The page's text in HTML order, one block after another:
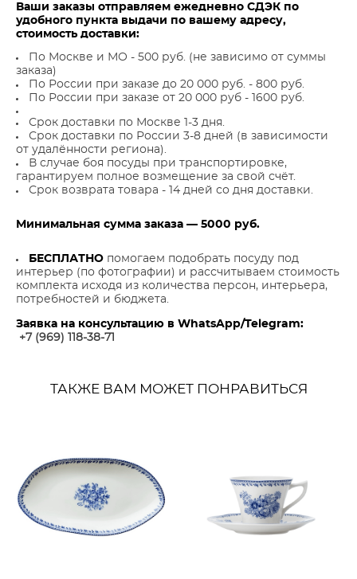
Ваши заказы отправляем ежедневно СДЭК по
удобного пункта выдачи по вашему адресу,
стоимость доставки:
По Москве и МО - 500 руб. (не зависимо от суммы
заказа)
По России при заказе до 20 000 руб. - 800 руб.
По России при заказе от 20 000 руб - 1600 руб.
Срок доставки по Москве 1-3 дня.
Срок доставки по России 3-8 дней (в зависимости
от удалённости региона).
В случае боя посуды при транспортировке,
гарантируем полное возмещение за свой счёт.
Срок возврата товара - 14 дней со дня доставки.
Минимальная сумма заказа — 5000 руб.
БЕСПЛАТНО помогаем подобрать посуду под
интерьер (по фотографии) и рассчитываем стоимость
комплекта исходя из количества персон, интерьера,
потребностей и бюджета.
Заявка на консультацию в WhatsApp/Telegram:
+7 (969) 118-38-7
ТАКЖЕ ВАМ МОЖЕТ ПОНРАВИТЬСЯ